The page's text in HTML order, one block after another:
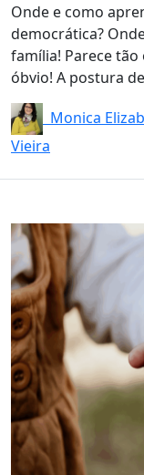
Onde e como
democrática?
família! Parece
óbvio! A postura
Monica
Vieira